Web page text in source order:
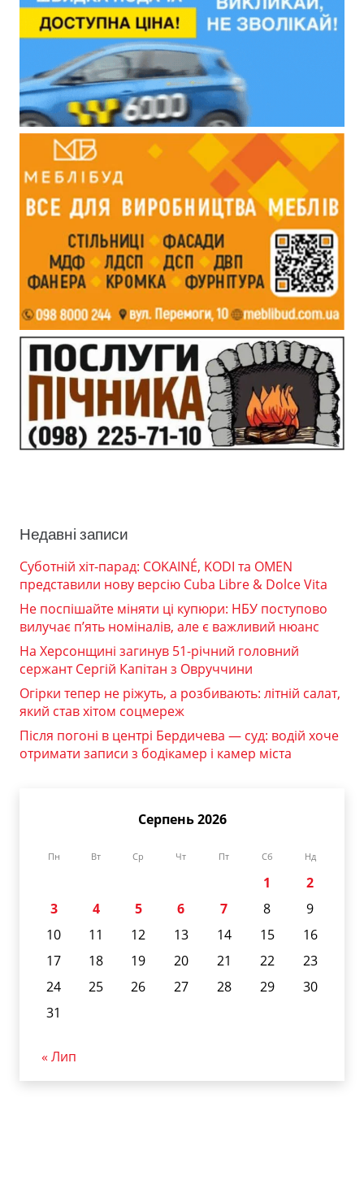
Недавні записи
Суботній хіт-парад: COKAINÉ, KODI та OMEN
представили нову версію Cuba Libre & Dolce Vita
Не поспішайте міняти ці купюри: НБУ поступово
вилучає п’ять номіналів, але є важливий нюанс
На Херсонщині загинув 51-річний головний
сержант Сергій Капітан з Овруччини
Огірки тепер не ріжуть, а розбивають: літній салат,
який став хітом соцмереж
Після погоні в центрі Бердичева — суд: водій хоче
отримати записи з бодікамер і камер міста
Серпень 2026
Пн Вт Ср Чт Пт Сб Нд
1
2
3
4 5 6 7 8
9
10
11 12 13 14 15
16
17
18 19 20 21 22
23
24
25 26 27 28 29
30
31
« Лип